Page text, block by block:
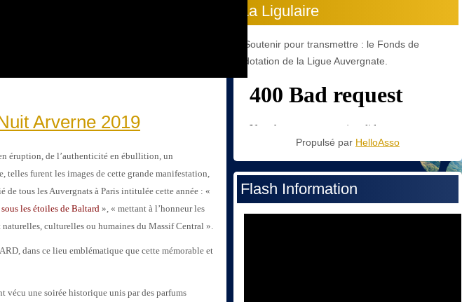
Arverne 2019
éruption, de l’authenticité en ébullition, un
telles furent les images de cette grande manifestation,
de tous les Auvergnats à Paris intitulée cette année : «
les étoiles de Baltard», « mettant à l’honneur les
naturelles, culturelles ou humaines du Massif Central ».
dans ce lieu emblématique que cette mémorable et
vécu une soirée historique unis par des parfums
La Ligulaire
Soutenir pour transmettre : le Fonds de
dotation de la Ligue Auvergnate.
Propulsé par HelloAsso
Flash Information